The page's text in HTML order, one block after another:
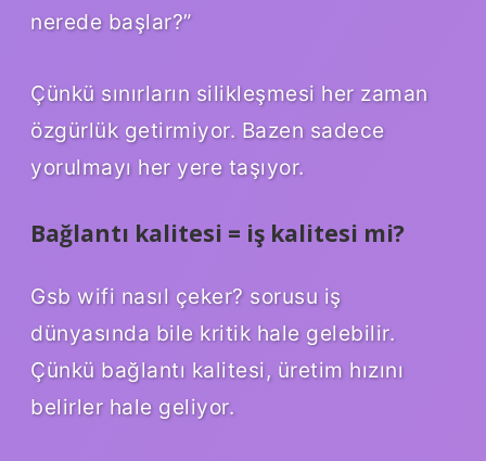
nerede başlar?”
Çünkü sınırların silikleşmesi her zaman
özgürlük getirmiyor. Bazen sadece
yorulmayı her yere taşıyor.
Bağlantı kalitesi = iş kalitesi mi?
Gsb wifi nasıl çeker? sorusu iş
dünyasında bile kritik hale gelebilir.
Çünkü bağlantı kalitesi, üretim hızını
belirler hale geliyor.